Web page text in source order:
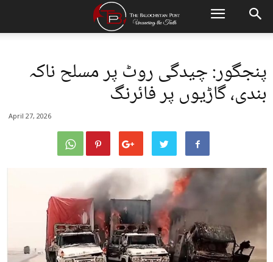
پنجگور: چیدگی روٹ پر مسلح ناکہ
بندی، گاڑیوں پر فائرنگ
April 27, 2026